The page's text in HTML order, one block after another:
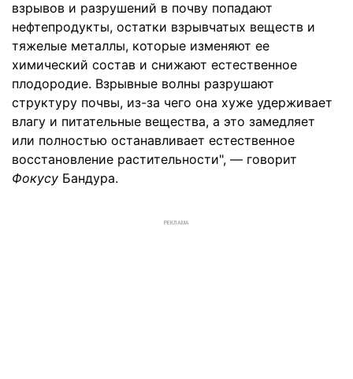
взрывов и разрушений в почву попадают
нефтепродукты, остатки взрывчатых веществ и
тяжелые металлы, которые изменяют ее
химический состав и снижают естественное
плодородие. Взрывные волны разрушают
структуру почвы, из-за чего она хуже удерживает
влагу и питательные вещества, а это замедляет
или полностью останавливает естественное
восстановление растительности", — говорит
Фокусу Бандура.
РЕКЛАМА